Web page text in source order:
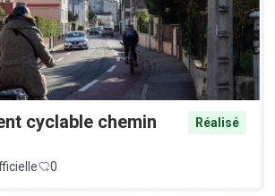
cyclable chemin
Réalisé
0